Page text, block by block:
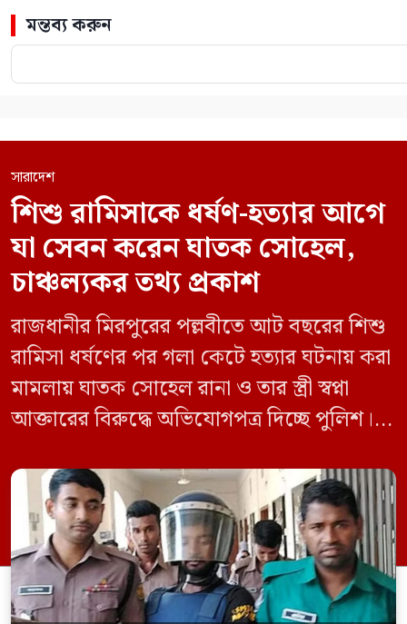
মন্তব্য করুন
সারাদেশ
শিশু রামিসাকে ধর্ষণ-হত্যার আগে
যা সেবন করেন ঘাতক সোহেল,
চাঞ্চল্যকর তথ্য প্রকাশ
রাজধানীর মিরপুরের পল্লবীতে আট বছরের শিশু
রামিসা ধর্ষণের পর গলা কেটে হত্যার ঘটনায় করা
মামলায় ঘাতক সোহেল রানা ও তার স্ত্রী স্বপ্না
আক্তারের বিরুদ্ধে অভিযোগপত্র দিচ্ছে পুলিশ।
সেবন করেছিলেন বলে জবানবন্দিতে
জানিয়েছেন আসামি। রোববার (২৪ মে) সকালে
মামলার তদন্ত কর্মকর্তা পল্লবী থানার উপ-
পরিদর্শক অহিদুজ্জামান এ তথ্য নিছিত করেন।
তিনি বলেন, […]